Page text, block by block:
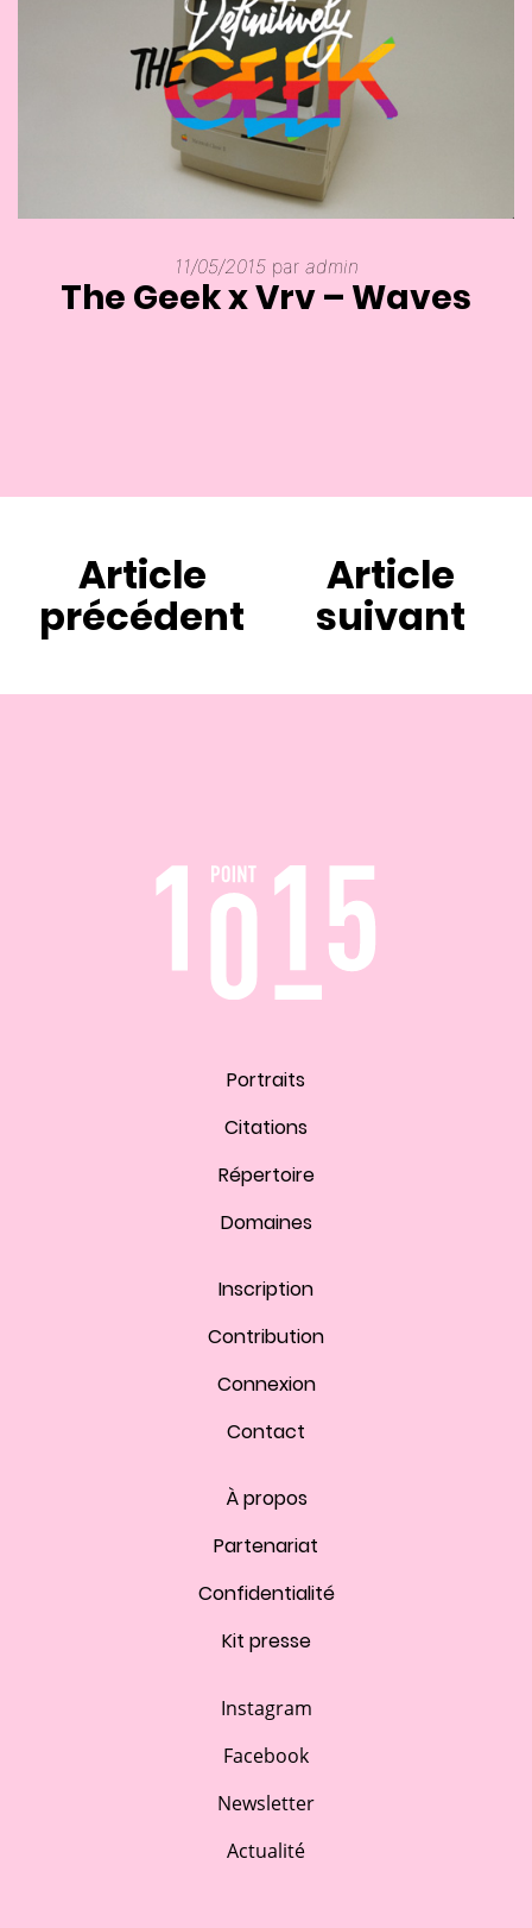
The Geek x Vrv – Waves
11/05/2015 par admin
Article
précédent
Article
suivant
Portraits
Citations
Répertoire
Domaines
Inscription
Contribution
Connexion
Contact
À propos
Partenariat
Confidentialité
Kit presse
Instagram
Facebook
Newsletter
Actualité